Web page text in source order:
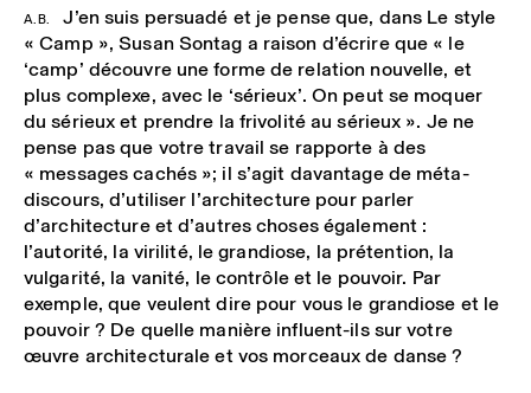
A.B.
J’en suis persuadé et je pense que, dans Le style
« Camp », Susan Sontag a raison d’écrire que « le
‘camp’ découvre une forme de relation nouvelle, et
plus complexe, avec le ‘sérieux’. On peut se moquer
du sérieux et prendre la frivolité au sérieux ». Je ne
pense pas que votre travail se rapporte à des
« messages cachés »; il s’agit davantage de méta-
discours, d’utiliser l’architecture pour parler
d’architecture et d’autres choses également :
l’autorité, la virilité, le grandiose, la prétention, la
vulgarité, la vanité, le contrôle et le pouvoir. Par
exemple, que veulent dire pour vous le grandiose et le
pouvoir ? De quelle manière influent-ils sur votre
œuvre architecturale et vos morceaux de danse ?